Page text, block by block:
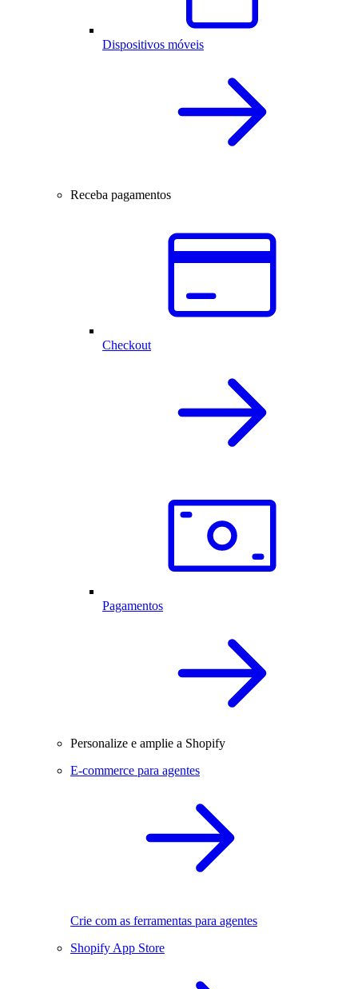
Dispositivos móveis
Receba pagamentos
Checkout
Pagamentos
Personalize e amplie a Shopify
E-commerce para agentes
Crie com as ferramentas para agentes
Shopify App Store